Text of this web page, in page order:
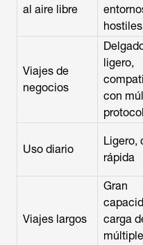
al aire libre
hostiles
Viajes de
negocios
ligero,
con
Uso diario
Ligero,
rápida
Viajes largos
Gran
carga